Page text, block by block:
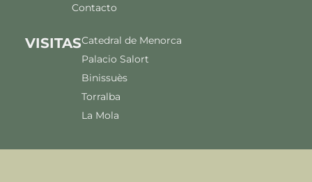
VISITASCatedral de Menorca
Palacio Salort
Binissuès
Torralba
La Mola
Contacto